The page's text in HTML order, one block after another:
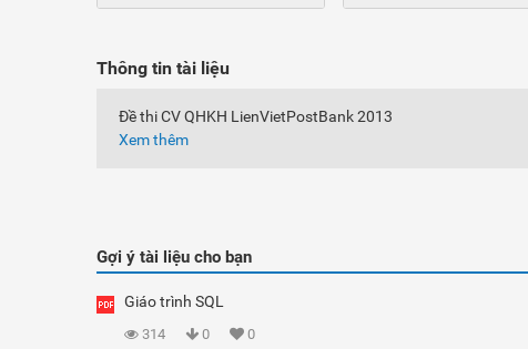
Thông tin tài liệu
Đề thi CV QHKH LienVietPostBank 2013
Xem thêm
Gợi ý tài liệu cho bạn
Giáo trình SQL
314 0 0